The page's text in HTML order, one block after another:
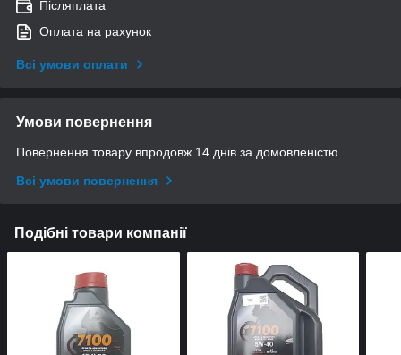
Післяплата
Оплата на рахунок
Всі умови оплати
Умови повернення
Повернення товару впродовж 14 днів за домовленістю
Всі умови повернення
Подібні товари компанії